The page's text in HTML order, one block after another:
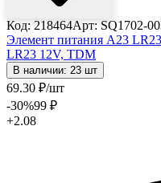
Код: 218464Арт: SQ1702-
Элемент питания A23
LR23 12V, TDM
В наличии: 23 шт
69.30 ₽/шт
-30%99 ₽
+2.08